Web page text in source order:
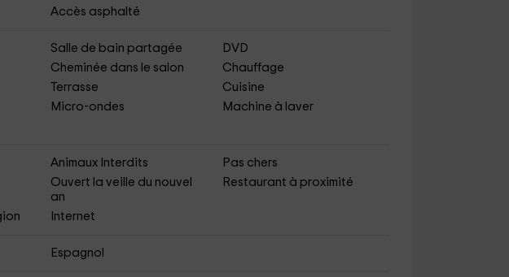
Accès asphalté
Salle de bain partagée
DVD
Cheminée dans le salon
Chauffage
Terrasse
Cuisine
Micro-ondes
Machine à laver
Animaux Interdits
Pas chers
Ouvert la veille du nouvel
an
Restaurant à proximité
Internet
Espagnol